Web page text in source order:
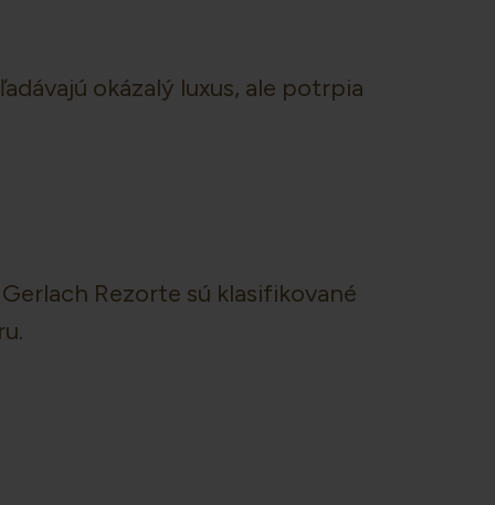
okázalý luxus, ale potrpia
Rezorte sú klasifikované